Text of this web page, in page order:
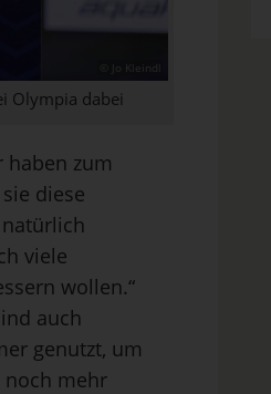
© Jo Kleindl
Olympia dabei
zum
diese
viele
wollen.“
auch
genutzt, um
noch mehr